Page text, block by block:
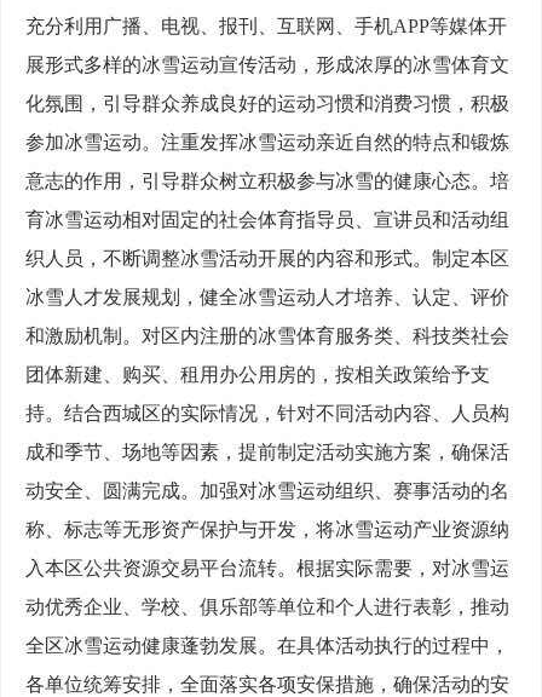
充分利用广播、电视、报刊、互联网、手机APP等媒体开
展形式多样的冰雪运动宣传活动，形成浓厚的冰雪体育文
化氛围，引导群众养成良好的运动习惯和消费习惯，积极
参加冰雪运动。注重发挥冰雪运动亲近自然的特点和锻炼
意志的作用，引导群众树立积极参与冰雪的健康心态。培
育冰雪运动相对固定的社会体育指导员、宣讲员和活动组
织人员，不断调整冰雪活动开展的内容和形式。制定本区
冰雪人才发展规划，健全冰雪运动人才培养、认定、评价
和激励机制。对区内注册的冰雪体育服务类、科技类社会
团体新建、购买、租用办公用房的，按相关政策给予支
持。结合西城区的实际情况，针对不同活动内容、人员构
成和季节、场地等因素，提前制定活动实施方案，确保活
动安全、圆满完成。加强对冰雪运动组织、赛事活动的名
称、标志等无形资产保护与开发，将冰雪运动产业资源纳
入本区公共资源交易平台流转。根据实际需要，对冰雪运
动优秀企业、学校、俱乐部等单位和个人进行表彰，推动
全区冰雪运动健康蓬勃发展。在具体活动执行的过程中，
各单位统筹安排，全面落实各项安保措施，确保活动的安